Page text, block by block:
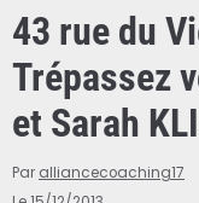
43 rue du
Trépassez
et Sarah
Par alliancecoaching17